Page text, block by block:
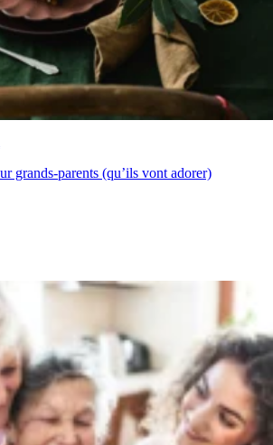
grands-parents (qu’ils vont adorer)